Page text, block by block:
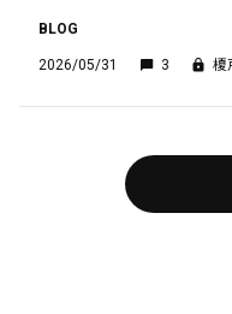
BLOG
2026/05/31 3 榎